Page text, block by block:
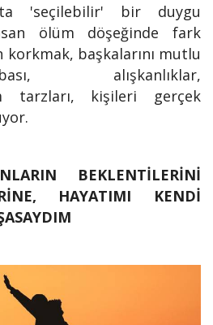
'seçilebilir' bir duygu
ölüm döşeğinde fark
başkalarını mutlu
alışkanlıklar,
tarzları, kişileri gerçek
BEKLENTİLERİNİ
HAYATIMI KENDİ